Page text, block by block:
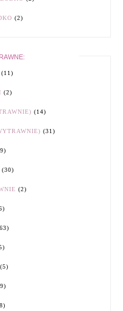
(2)
(11)
(2)
(14)
(31)
(30)
(2)
(5)